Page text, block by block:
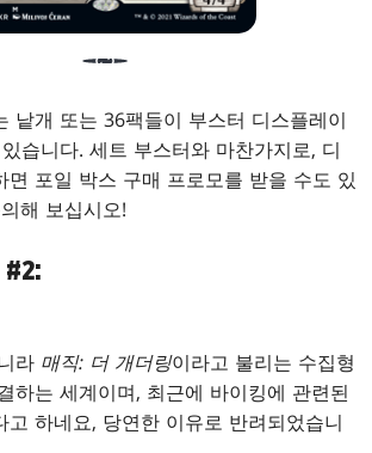
낱개 또는 36팩들이 부스터 디스플레이
습니다. 세트 부스터와 마찬가지로, 디
면 포일 박스 구매 프로모를 받을 수도 있
해 보십시오!
라 매직: 더 개더링이라고 불리는 수집형
하는 세계이며, 최근에 바이킹에 관련된
고 하네요, 당연한 이유로 반려되었습니